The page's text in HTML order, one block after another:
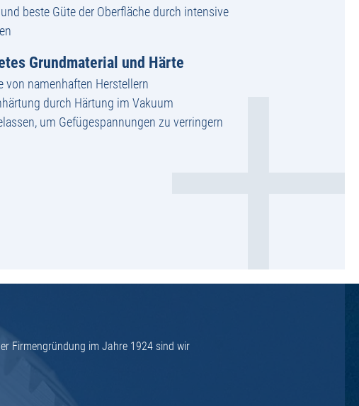
beste Güte der Oberfläche durch intensive
Grundmaterial und Härte
von namenhaften Herstellern
durch Härtung im Vakuum
um Gefügespannungen zu verringern
Firmengründung im Jahre 1924 sind wir